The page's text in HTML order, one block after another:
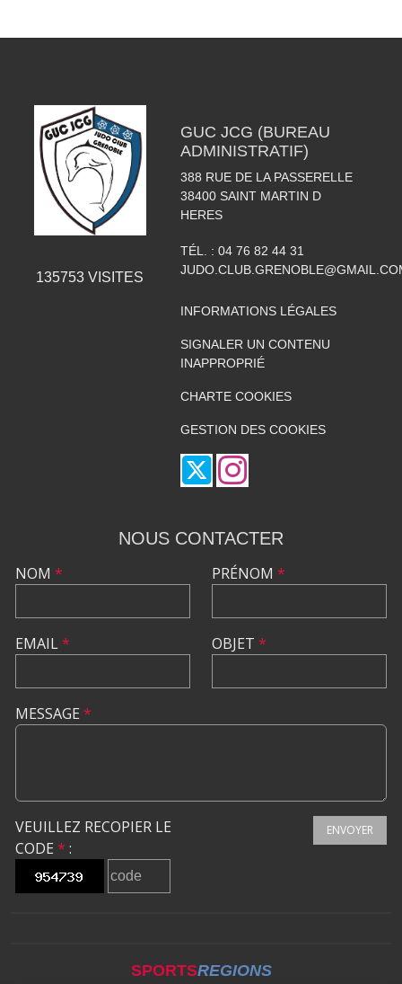
135753 VISITES
GUC JCG (BUREAU
ADMINISTRATIF)
388 RUE DE LA PASSERELLE
38400 SAINT MARTIN D
HERES
TÉL. : 04 76 82 44 31
INFORMATIONS LÉGALES
SIGNALER UN CONTENU
INAPPROPRIÉ
CHARTE COOKIES
GESTION DES COOKIES
NOUS CONTACTER
NOM *
EMAIL*
PRÉNOM *
OBJET *
MESSAGE *
VEUILLEZ RECOPIER LE
CODE * :
ENVOYER
SPORTSREGIONS